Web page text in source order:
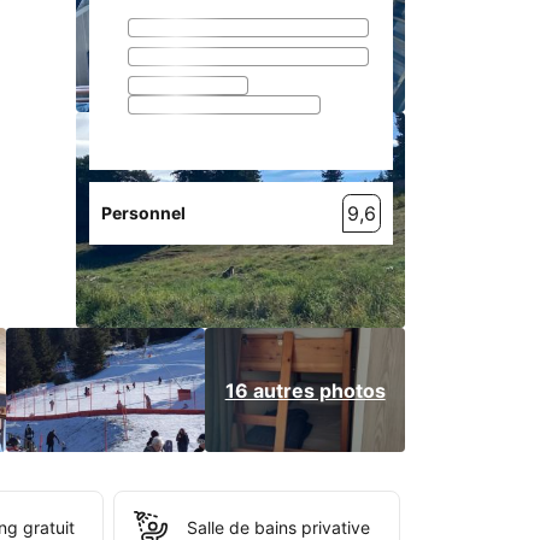
16 autres photos
Personnel 9,6
gratuit Salle de bains privative